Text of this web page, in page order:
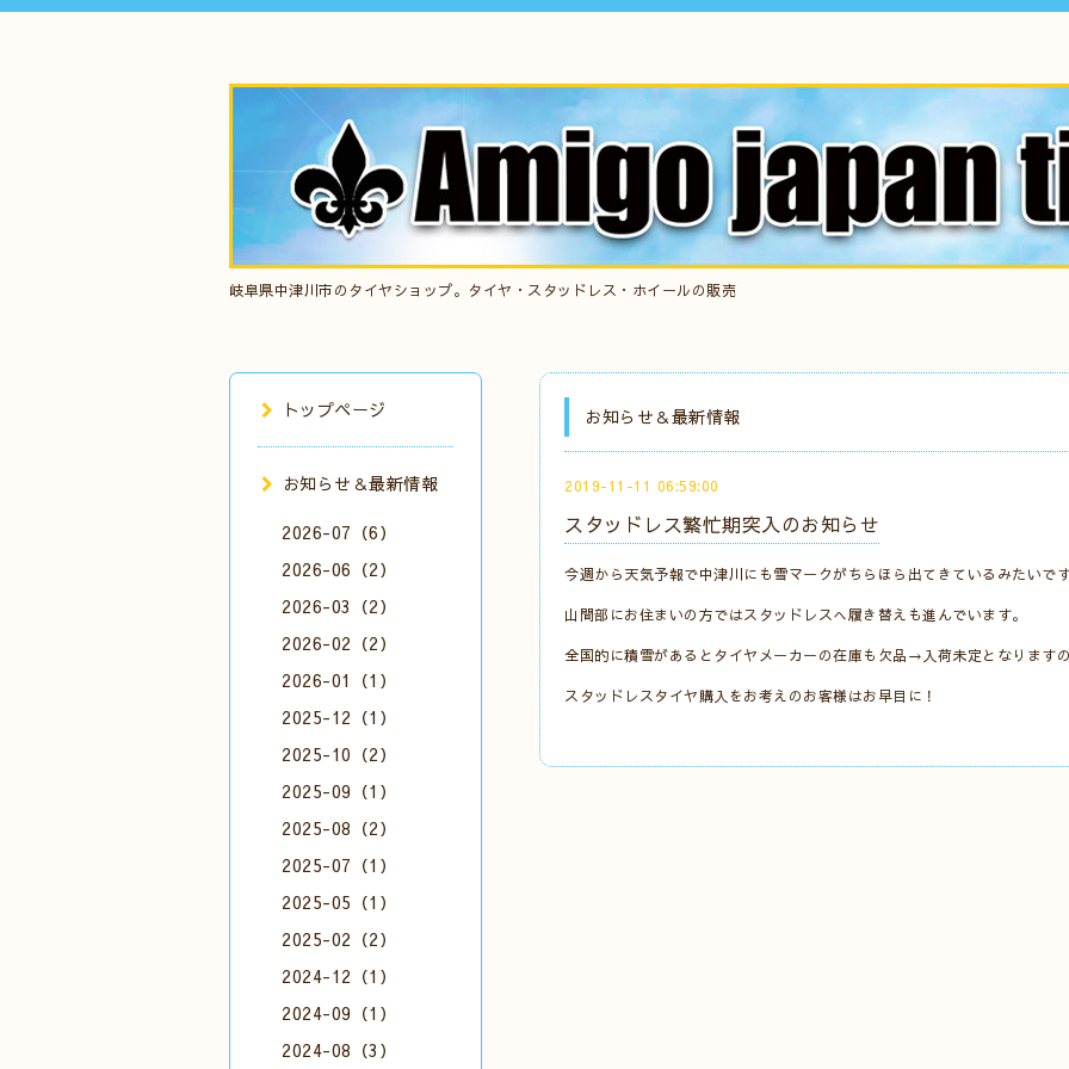
岐阜県中津川市のタイヤショップ。タイヤ・スタッドレス・ホイールの販売
お知らせ＆最新情報
2019-11-11 06:59:00
スタッドレス繁忙期突入のお知らせ
今週から天気予報で中津川にも雪マークがちらほら出てきているみたいです
山間部にお住まいの方ではスタッドレスへ履き替えも進んでいます。
全国的に積雪があるとタイヤメーカーの在庫も欠品→入荷未定となりますの
スタッドレスタイヤ購入をお考えのお客様はお早目に！
トップページ
お知らせ＆最新情報
2026-07（6）
2026-06（2）
2026-03（2）
2026-02（2）
2026-01（1）
2025-12（1）
2025-10（2）
2025-09（1）
2025-08（2）
2025-07（1）
2025-05（1）
2025-02（2）
2024-12（1）
2024-09（1）
2024-08（3）